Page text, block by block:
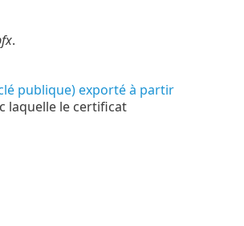
.
publique) exporté à partir
laquelle le certificat